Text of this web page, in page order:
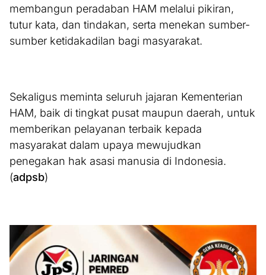
membangun peradaban HAM melalui pikiran,
tutur kata, dan tindakan, serta menekan sumber-
sumber ketidakadilan bagi masyarakat.
Sekaligus meminta seluruh jajaran Kementerian
HAM, baik di tingkat pusat maupun daerah, untuk
memberikan pelayanan terbaik kepada
masyarakat dalam upaya mewujudkan
penegakan hak asasi manusia di Indonesia.
(adpsb)